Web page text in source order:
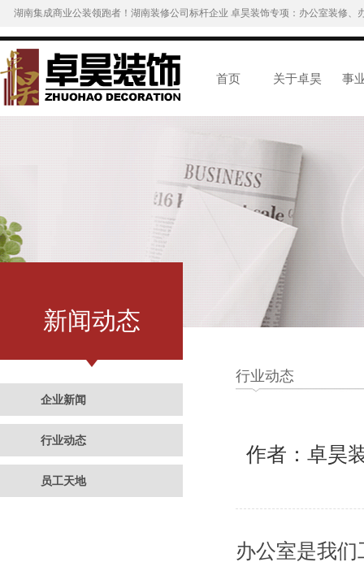
湖南集成商业公装领跑者！湖南装修公司标杆企业 卓昊装饰专项：办公室装修
首页 关于卓昊 事
新闻动态
企业新闻
行业动态
员工天地
行业动态
作者：卓
办公室是我